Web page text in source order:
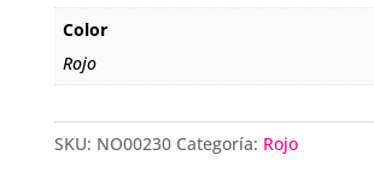
Color
Rojo
SKU: NO00230 Categoría: Rojo